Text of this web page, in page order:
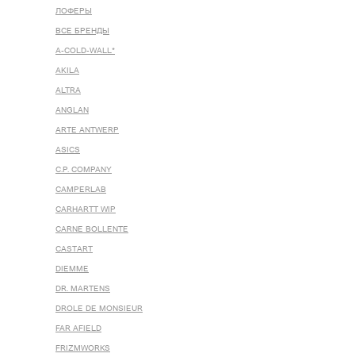
ЛОФЕРЫ
ВСЕ БРЕНДЫ
A-COLD-WALL*
AKILA
ALTRA
ANGLAN
ARTE ANTWERP
ASICS
C.P. COMPANY
CAMPERLAB
CARHARTT WIP
CARNE BOLLENTE
CASTART
DIEMME
DR. MARTENS
DROLE DE MONSIEUR
FAR AFIELD
FRIZMWORKS